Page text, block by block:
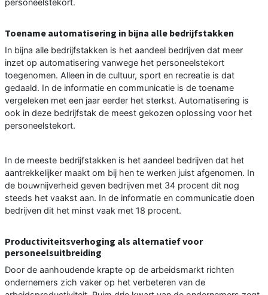
personeelstekort.
Toename automatisering in bijna alle bedrijfstakken
In bijna alle bedrijfstakken is het aandeel bedrijven dat meer
inzet op automatisering vanwege het personeelstekort
toegenomen. Alleen in de cultuur, sport en recreatie is dat
gedaald. In de informatie en communicatie is de toename
vergeleken met een jaar eerder het sterkst. Automatisering is
ook in deze bedrijfstak de meest gekozen oplossing voor het
personeelstekort.
In de meeste bedrijfstakken is het aandeel bedrijven dat het
aantrekkelijker maakt om bij hen te werken juist afgenomen. In
de bouwnijverheid geven bedrijven met 34 procent dit nog
steeds het vaakst aan. In de informatie en communicatie doen
bedrijven dit het minst vaak met 18 procent.
Productiviteitsverhoging als alternatief voor
personeelsuitbreiding
Door de aanhoudende krapte op de arbeidsmarkt richten
ondernemers zich vaker op het verbeteren van de